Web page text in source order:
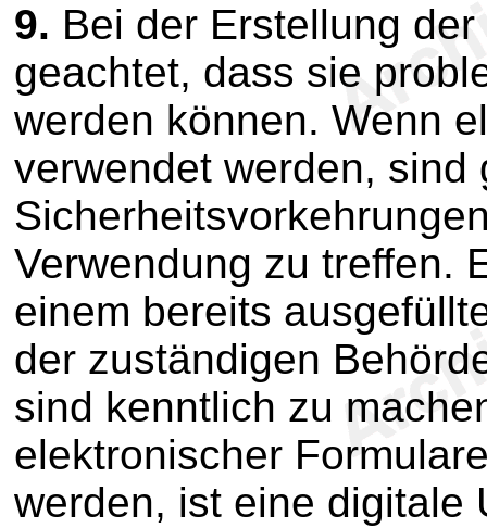
9. Bei der Erstellung
geachtet, dass sie
werden können. Wenn
verwendet werden, sind
Verwendung zu treffen.
einem bereits
der zuständigen
sind kenntlich zu
elektronischer
werden, ist eine digitale